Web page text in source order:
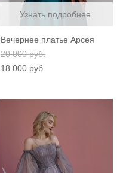
Узнать подробнее
Вечернее платье Арсея
20 000 pуб.
18 000 pуб.